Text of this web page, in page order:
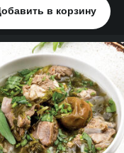
в корзину